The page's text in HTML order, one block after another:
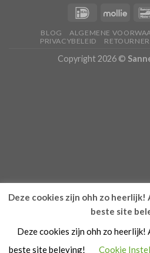
BLOG ALGEMENE
PRIVACYBELEID
Copyright 2026 ©
Deze cookies zijn ohh zo
beste site
Deze cookies zijn ohh zo heerlijk!
beste site beleving!
Cookie